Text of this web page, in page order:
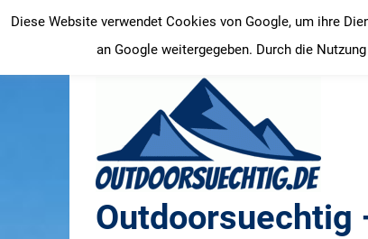
Inhalt
springen
Outdoorsuechtig
Diese Website verwendet Cookies von Google, um ihre
an Google weitergegeben. Durch die